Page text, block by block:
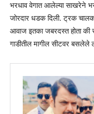
भरधाव वेगात आलेल्या साखरेने
जोरदार धडक दिली. ट्रक
आवाज इतका जबरदस्त होता की
गाडीतील मागील सीटवर